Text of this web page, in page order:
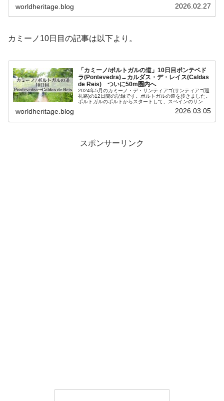
worldheritage.blog 2026.02.27
カミーノ10日目の記事は以下より。
「カミーノ/ポルトガルの道」10日目ポンテベド
ラ(Pontevedra)→カルダス・デ・レイス(Caldas
de Reis) ついに50m圏内へ
2024年5月のカミーノ・デ・サンティアゴ(サンティアゴ巡
礼路)の12日間の記録です。ポルトガルの道を歩きました。
ポルトガルのポルトからスタートして、スペインのサンテ
worldheritage.blog 2026.03.05
スポンサーリンク